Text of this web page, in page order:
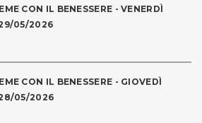
CON IL BENESSERE - VENERDÌ
05/2026
CON IL BENESSERE - GIOVEDÌ
05/2026